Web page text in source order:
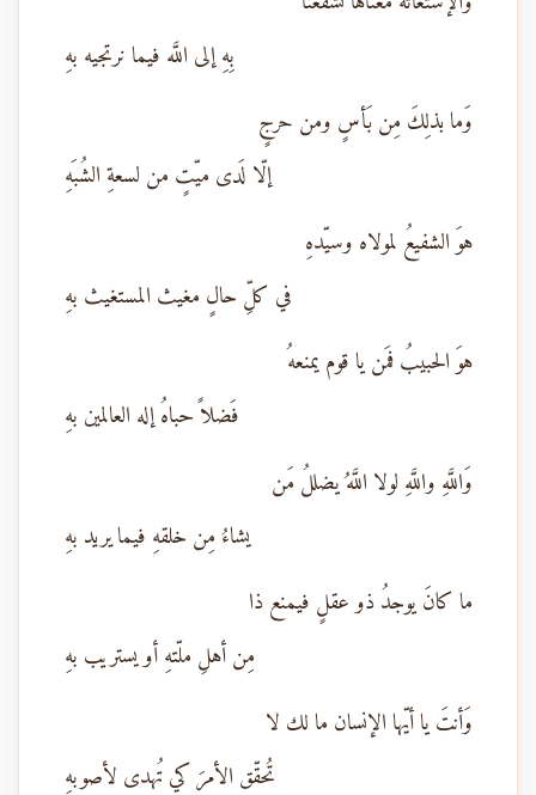
بِهِ إلى اللَّه فيما نرتجيه بهِ
وَما بذلِكَ مِن بَأسٍ ومن حرجٍ
إلّا لَدى ميّتٍ من لسعةِ الشُبَهِ
هوَ الشفيعُ لمولاه وسيّدهِ
في كلِّ حالٍ مغيث المستغيث بهِ
هوَ الحبيبُ فمَن يا قوم يمنعهُ
فَضلاً حباهُ إله العالمين بهِ
وَاللَّهِ واللَّهِ لولا اللَّهُ يضللُ مَن
يشاءُ مِن خلقهِ فيما يريد بهِ
ما كانَ يوجدُ ذو عقلٍ فيمنع ذا
مِن أهلِ ملّتهِ أو يستريب بهِ
وَأنتَ يا أيّها الإنسان ما لك لا
تُحقّق الأمرَ كي تُهدى لأصوبهِ